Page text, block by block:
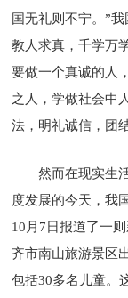
国无礼则不宁。”
教人求真，千学万
要做一个真诚的人
之人，学做社会中
法，明礼诚信，团
然而在现实生
度发展的今天，我
10月7日报道了一
齐市南山旅游景区
包括30多名儿童。